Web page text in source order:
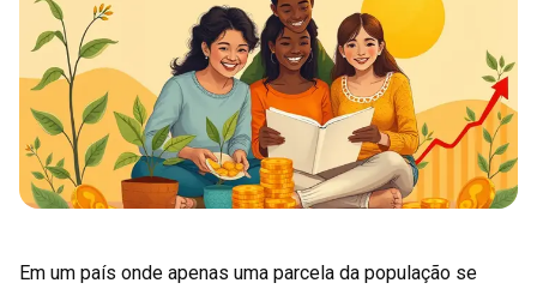
Em um país onde apenas uma parcela da população se